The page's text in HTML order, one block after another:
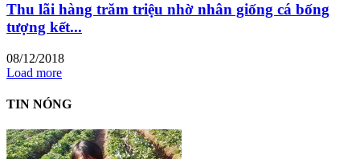
Thu lãi hàng trăm triệu nhờ nhân giống cá bống
tượng kết...
08/12/2018
Load more
TIN NÓNG